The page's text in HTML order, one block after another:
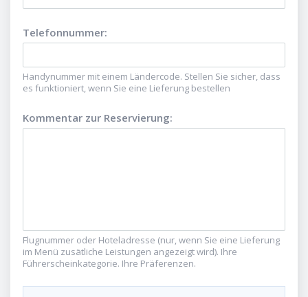
Telefonnummer:
Handynummer mit einem Ländercode. Stellen Sie sicher, dass
es funktioniert, wenn Sie eine Lieferung bestellen
Kommentar zur Reservierung:
Flugnummer oder Hoteladresse (nur, wenn Sie eine Lieferung
im Menü zusätliche Leistungen angezeigt wird). Ihre
Führerscheinkategorie. Ihre Präferenzen.